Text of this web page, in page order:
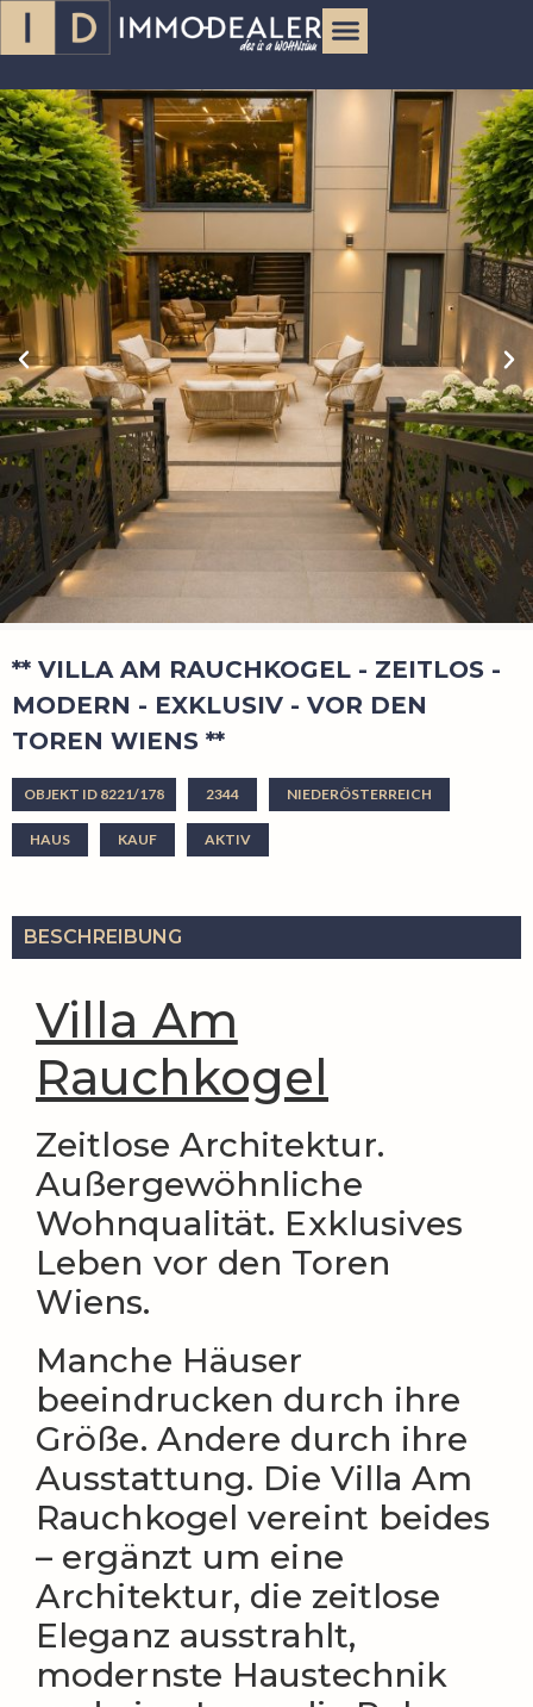
** VILLA AM RAUCHKOGEL - ZEITLOS -
MODERN - EXKLUSIV - VOR DEN
TOREN WIENS **
OBJEKT ID 8221/178 2344 NIEDERÖSTERREICH
HAUS KAUF AKTIV
BESCHREIBUNG
Villa Am
Rauchkogel
Zeitlose Architektur.
Außergewöhnliche
Wohnqualität. Exklusives
Leben vor den Toren
Wiens.
Manche Häuser
beeindrucken durch ihre
Größe. Andere durch ihre
Ausstattung. Die Villa Am
Rauchkogel vereint beides
– ergänzt um eine
Architektur, die zeitlose
Eleganz ausstrahlt,
modernste Haustechnik